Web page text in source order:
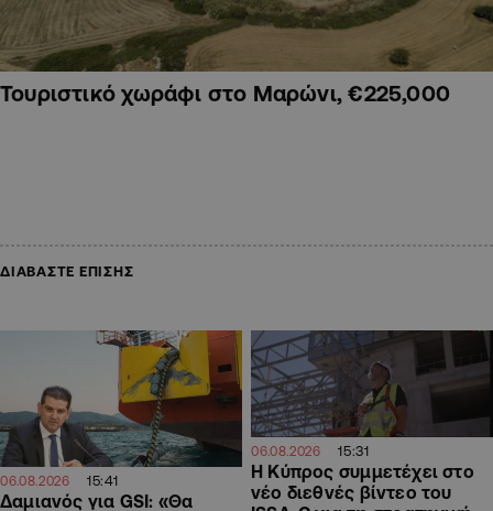
Τουριστικό χωράφι στο Μαρώνι, €225,000
ΔΙΑΒΑΣΤΕ ΕΠΙΣΗΣ
06.08.2026 15:41
Δαμιανός για GSI: «Θα
06.08.2026 15:31
Η Κύπρος συμμετέχει στο
νέο διεθνές βίντεο του